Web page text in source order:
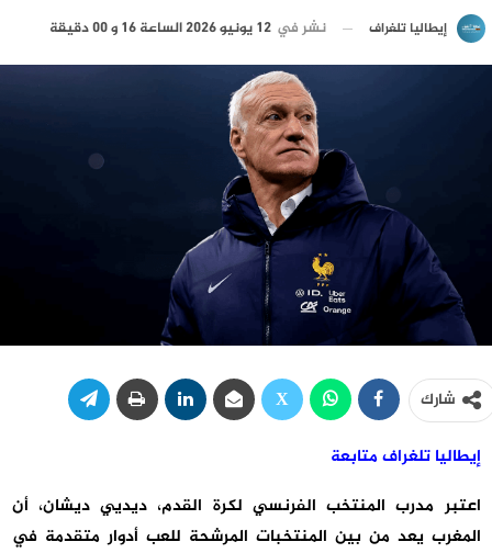
إيطاليا تلغراف نشر في 12 يونيو 2026 الساعة 16 و 00 دقيقة
شارك
إيطاليا تلغراف متابعة
اعتبر مدرب المنتخب الفرنسي لكرة القدم، ديديي ديشان، أن
المغرب يعد من بين المنتخبات المرشحة للعب أدوار متقدمة في